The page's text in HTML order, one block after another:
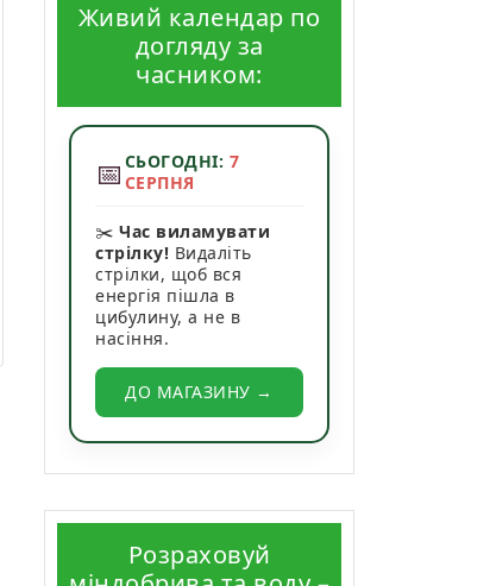
Живий календар по
догляду за
часником:
📅 СЬОГОДНІ: 7
СЕРПНЯ
✂️ Час виламувати
стрілку! Видаліть
стрілки, щоб вся
енергія пішла в
цибулину, а не в
насіння.
ДО МАГАЗИНУ →
Розраховуй